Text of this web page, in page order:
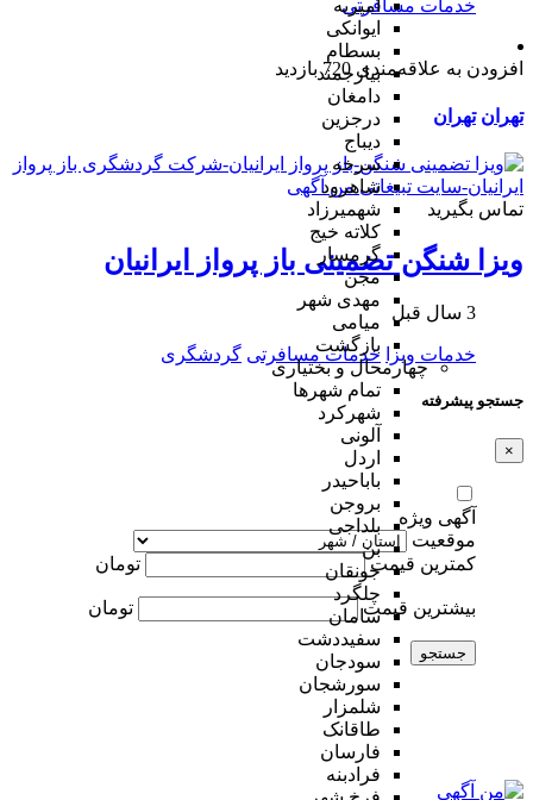
امیریه
ایوانکی
بسطام
بیارجمند
دامغان
درجزین
دیباج
سرخه
شاهرود
شهمیرزاد
کلاته خیج
گرمسار
مجن
مهدی شهر
میامی
بازگشت
چهارمحال و بختیاری
تمام شهر‌ها
شهرکرد
آلونی
اردل
باباحیدر
بروجن
بلداجی
بن
جونقان
چلگرد
سامان
سفیددشت
سودجان
سورشجان
شلمزار
طاقانک
فارسان
فرادبنه
خدمات مسافرتی
افزودن به علاقه‌مندی 720 بازدید
تهران تهران
تماس بگیرید
ویزا شنگن تضمینی باز پرواز ایرانیان
3 سال قبل
خدمات ویزا خدمات مسافرتی گردشگری
جستجو پیشرفته
×
آگهی ویژه
موقعیت
کمترین قیمت
تومان
بیشترین قیمت تومان
جستجو